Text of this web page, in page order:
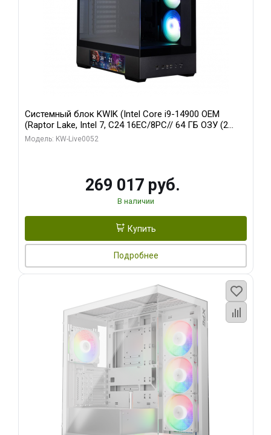
Системный блок KWIK (Intel Core i9-14900 OEM
(Raptor Lake, Intel 7, C24 16EC/8PC// 64 ГБ ОЗУ (2
модуля)/ Palit RTX5080 GAMINGPRO OC 16GB GDDR7
Модель: KW-Live0052
269 017 руб.
В наличии
Купить
Подробнее